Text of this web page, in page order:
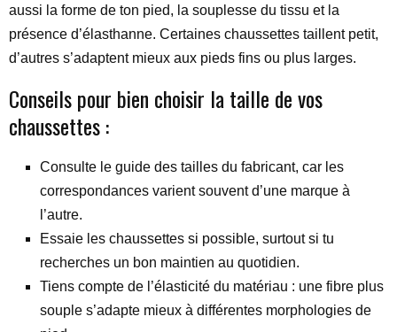
aussi la forme de ton pied, la souplesse du tissu et la
présence d’élasthanne. Certaines chaussettes taillent petit,
d’autres s’adaptent mieux aux pieds fins ou plus larges.
Conseils pour bien choisir la taille de vos
chaussettes :
Consulte le guide des tailles du fabricant, car les
correspondances varient souvent d’une marque à
l’autre.
Essaie les chaussettes si possible, surtout si tu
recherches un bon maintien au quotidien.
Tiens compte de l’élasticité du matériau : une fibre plus
souple s’adapte mieux à différentes morphologies de